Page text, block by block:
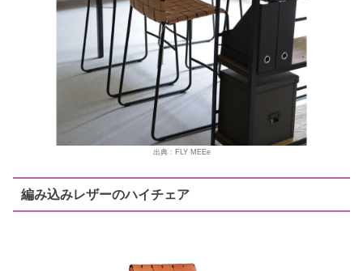
出典 : FLY MEEe
編み込みレザーのハイチェア